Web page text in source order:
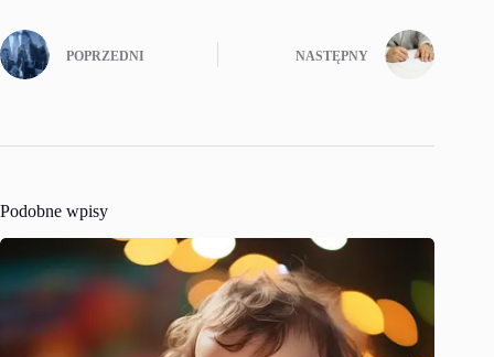
POPRZEDNI NASTĘPNY
Podobne wpisy